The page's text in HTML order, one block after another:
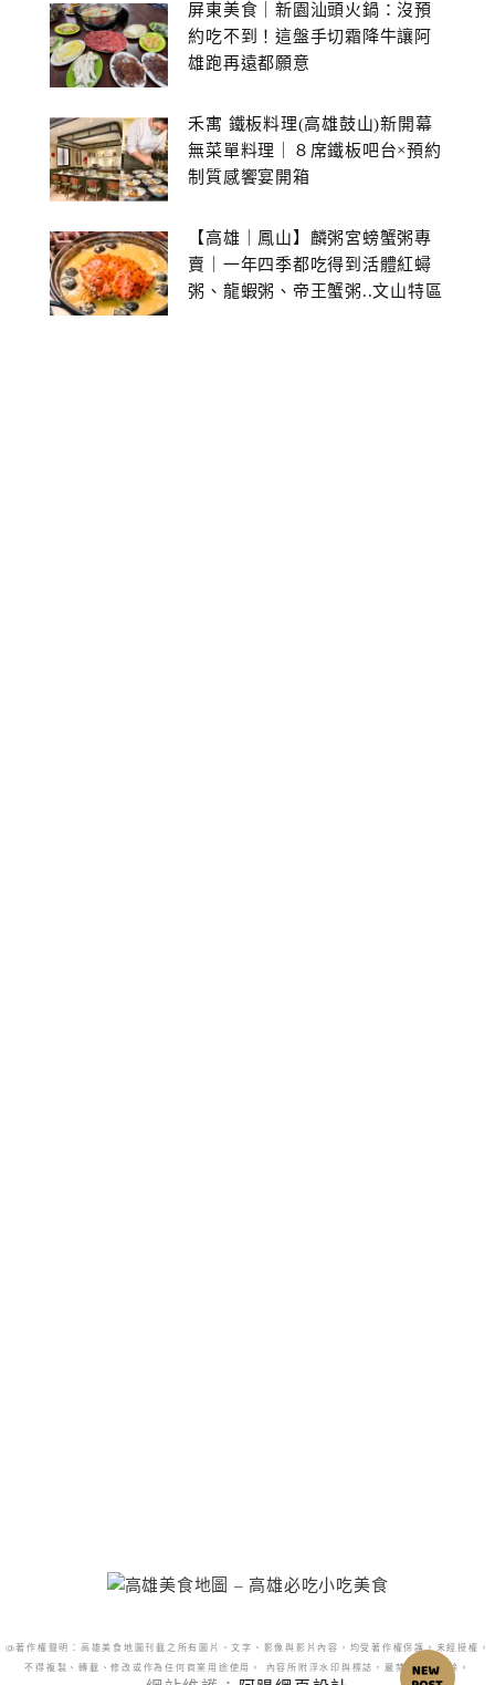
屏東美食｜新園汕頭火鍋：沒預
約吃不到！這盤手切霜降牛讓阿
雄跑再遠都願意
禾寓 鐵板料理(高雄鼓山)新開幕
無菜單料理｜８席鐵板吧台×預約
制質感饗宴開箱
【高雄｜鳳山】麟粥宮螃蟹粥專
賣｜一年四季都吃得到活體紅蟳
粥、龍蝦粥、帝王蟹粥..文山特區
@著作權聲明：高雄美食地圖刊載之所有圖片、文字、影像與影片內容，均受著作權保護。未經授權，
不得複製、轉載、修改或作為任何商業用途使用。 內容所附浮水印與標誌，嚴禁更改或移除。